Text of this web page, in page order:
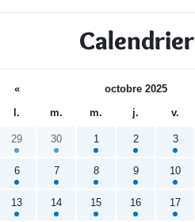
Calendrier
« octobre 2025
l.
m. m. j. v.
29 30 1 2 3
6 7 8 9 10
13 14 15 16 17